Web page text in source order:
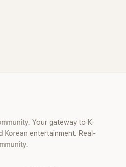
Your gateway to K-
Korean entertainment. Real-